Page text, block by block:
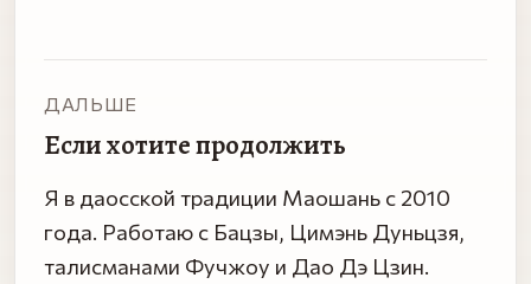
ДАЛЬШЕ
Если хотите продолжить
Я в даосской традиции Маошань с 2010
года. Работаю с Бацзы, Цимэнь Дуньцзя,
талисманами Фучжоу и Дао Дэ Цзин.